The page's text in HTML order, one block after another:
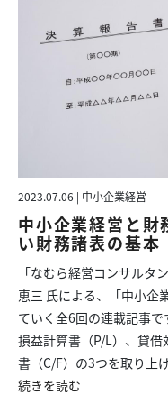
2023.07.06 | 中小企業経営
中小企業経営と財
い財務諸表の基本
「なむら経営コンサルタ
恵三 氏による、「中小企
ていく全6回の連載記事で
損益計算書（P/L）、貸
書（C/F）の3つを取り上
続きを読む